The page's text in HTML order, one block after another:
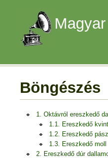
Böngészés
1. Oktávról ereszkedő
1.1. Ereszkedő
1.2. Ereszkedő
1.3. Ereszkedő
2. Ereszkedő dúr